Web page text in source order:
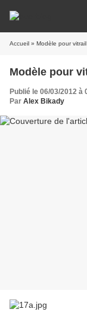
Accueil » Modèle pour
Modèle pour
Publié le 06/03/2012 à
Par Alex Bikady